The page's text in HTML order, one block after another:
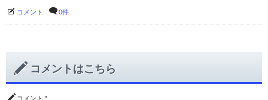
コメント 0件
コメントはこちら
コメント *